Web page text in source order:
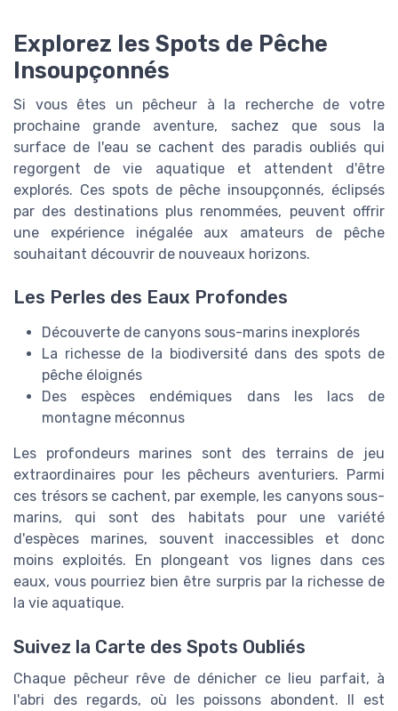
Explorez les Spots de Pêche
Insoupçonnés
Si vous êtes un pêcheur à la recherche de votre
prochaine grande aventure, sachez que sous la
surface de l'eau se cachent des paradis oubliés qui
regorgent de vie aquatique et attendent d'être
explorés. Ces spots de pêche insoupçonnés, éclipsés
par des destinations plus renommées, peuvent offrir
une expérience inégalée aux amateurs de pêche
souhaitant découvrir de nouveaux horizons.
Les Perles des Eaux Profondes
Découverte de canyons sous-marins inexplorés
La richesse de la biodiversité dans des spots de
pêche éloignés
Des espèces endémiques dans les lacs de
montagne méconnus
Les profondeurs marines sont des terrains de jeu
extraordinaires pour les pêcheurs aventuriers. Parmi
ces trésors se cachent, par exemple, les canyons sous-
marins, qui sont des habitats pour une variété
d'espèces marines, souvent inaccessibles et donc
moins exploités. En plongeant vos lignes dans ces
eaux, vous pourriez bien être surpris par la richesse de
la vie aquatique.
Suivez la Carte des Spots Oubliés
Chaque pêcheur rêve de dénicher ce lieu parfait, à
l'abri des regards, où les poissons abondent. Il est